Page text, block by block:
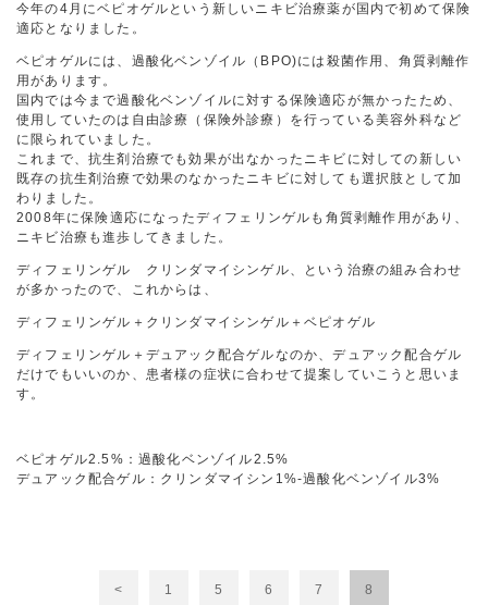
今年の4月にベピオゲルという新しいニキビ治療薬が国内で初めて保険
適応となりました。
ベピオゲルには、過酸化ベンゾイル（BPO)には殺菌作用、角質剥離作
用があります。
国内では今まで過酸化ベンゾイルに対する保険適応が無かったため、
使用していたのは自由診療（保険外診療）を行っている美容外科など
に限られていました。
これまで、抗生剤治療でも効果が出なかったニキビに対しての新しい
既存の抗生剤治療で効果のなかったニキビに対しても選択肢として加
わりました。
2008年に保険適応になったディフェリンゲルも角質剥離作用があり、
ニキビ治療も進歩してきました。
ディフェリンゲル クリンダマイシンゲル、という治療の組み合わせ
が多かったので、これからは、
ディフェリンゲル＋クリンダマイシンゲル＋ベピオゲル
ディフェリンゲル＋デュアック配合ゲルなのか、デュアック配合ゲル
だけでもいいのか、患者様の症状に合わせて提案していこうと思いま
す。
ベピオゲル2.5%：過酸化ベンゾイル2.5%
デュアック配合ゲル：クリンダマイシン1%-過酸化ベンゾイル3%
< 1 5 6 7 8